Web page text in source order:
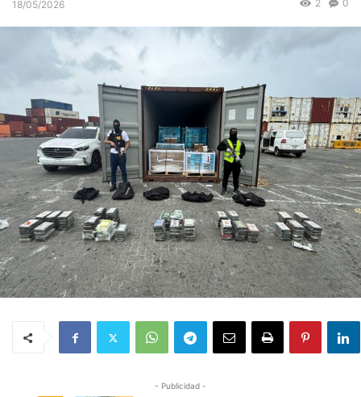
18/05/2026 0
2
- Publicidad -